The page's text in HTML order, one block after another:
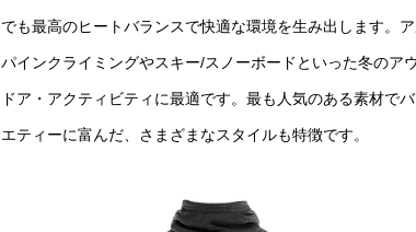
でも最高のヒートバランスで快適な環境を生み出します。
パインクライミングやスキー/スノーボードといった冬のア
ドア・アクティビティに最適です。最も人気のある素材でバ
エティーに富んだ、さまざまなスタイルも特徴です。